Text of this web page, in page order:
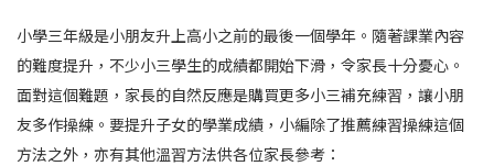
小學三年級是小朋友升上高小之前的最後一個學年。隨著課業內容
的難度提升，不少小三學生的成績都開始下滑，令家長十分憂心。
面對這個難題，家長的自然反應是購買更多小三補充練習，讓小朋
友多作操練。要提升子女的學業成績，小編除了推薦練習操練這個
方法之外，亦有其他溫習方法供各位家長參考：